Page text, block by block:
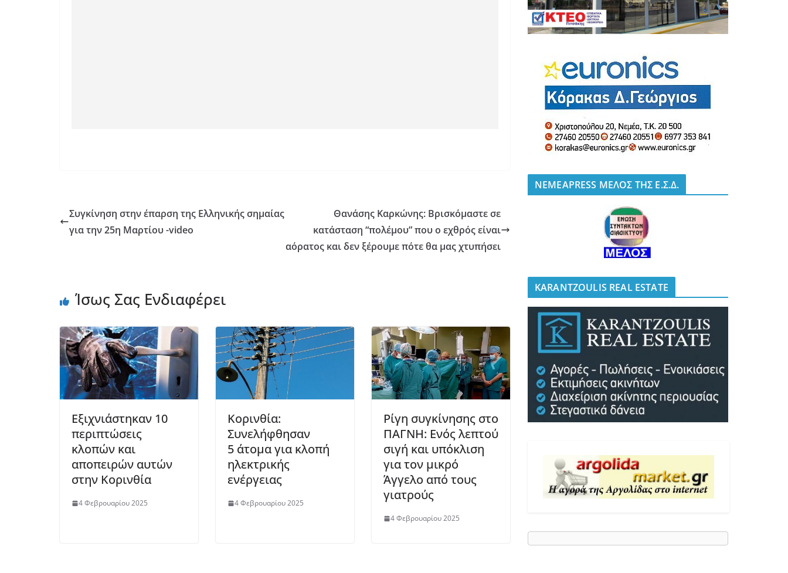
Συγκίνηση στην έπαρση της Ελληνικής σημαίας
για την 25η Μαρτίου -video
Θανάσης Καρκώνης: Βρισκόμαστε σε
κατάσταση “πολέμου” που ο εχθρός είναι
αόρατος και δεν ξέρουμε πότε θα μας χτυπήσει
Ίσως Σας Ενδιαφέρει
Εξιχνιάστηκαν 10
περιπτώσεις
κλοπών και
αποπειρών αυτών
στην Κορινθία
4 Φεβρουαρίου 2025
Κορινθία:
Συνελήφθησαν
5 άτομα για κλοπή
ηλεκτρικής
ενέργειας
4 Φεβρουαρίου 2025
Ρίγη συγκίνησης στο
ΠΑΓΝΗ: Ενός λεπτού
σιγή και υπόκλιση
για τον μικρό
Άγγελο από τους
γιατρούς
4 Φεβρουαρίου 2025
NEMEAPRESS ΜΕΛΟΣ ΤΗΣ Ε.Σ.Δ.
KARANTZOULIS REAL ESTATE